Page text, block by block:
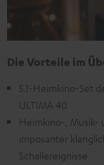
Die Vorteile im
5.1-Heimkino-Set
ULTIMA 40
Heimkino-, Musik-
imposanter
Schallereignisse